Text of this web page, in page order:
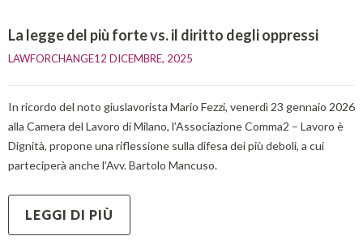
La legge del più forte vs. il diritto degli oppressi
LAWFORCHANGE12 DICEMBRE, 2025
In ricordo del noto giuslavorista Mario Fezzi, venerdì 23 gennaio 2026
alla Camera del Lavoro di Milano, l’Associazione Comma2 – Lavoro è
Dignità, propone una riflessione sulla difesa dei più deboli, a cui
parteciperà anche l’Avv. Bartolo Mancuso.
LEGGI DI PIÙ